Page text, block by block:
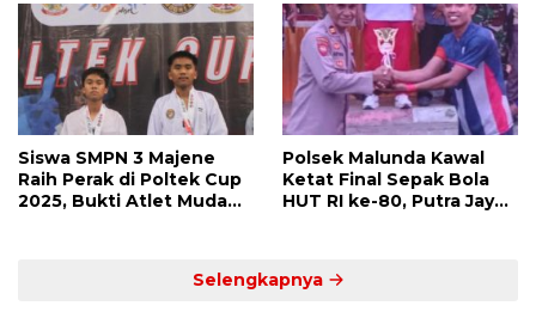
Siswa SMPN 3 Majene
Raih Perak di Poltek Cup
2025, Bukti Atlet Muda
Polsek Malunda Kawal
Ketat Final Sepak Bola
HUT RI ke-80, Putra Jaya
Selengkapnya